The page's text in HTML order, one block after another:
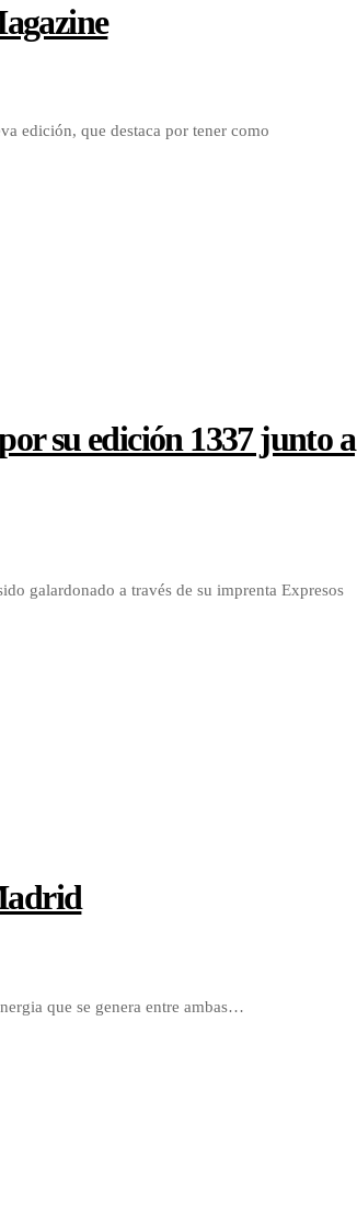
edición, que destaca por tener como
su edición 1337 junto a
galardonado a través de su imprenta Expresos
que se genera entre ambas…